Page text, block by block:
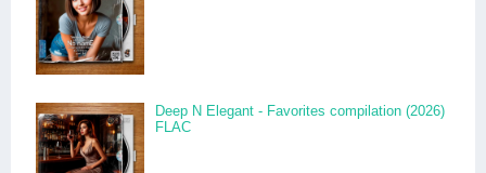
Deep N Elegant - Favorites compilation (2026)
FLAC